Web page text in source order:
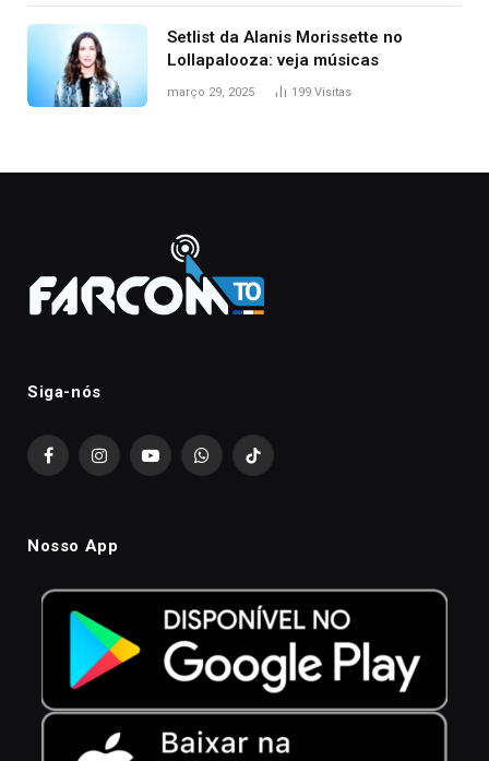
Setlist da Alanis Morissette no
Lollapalooza: veja músicas
março 29, 2025 199 Visitas
Siga-nós
FacebookInstagramYouTubeWhatsAppTikTok
Nosso App